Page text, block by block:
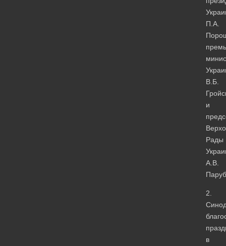
П.А.
В.Б.
и
Рады
А.В.
2.
в